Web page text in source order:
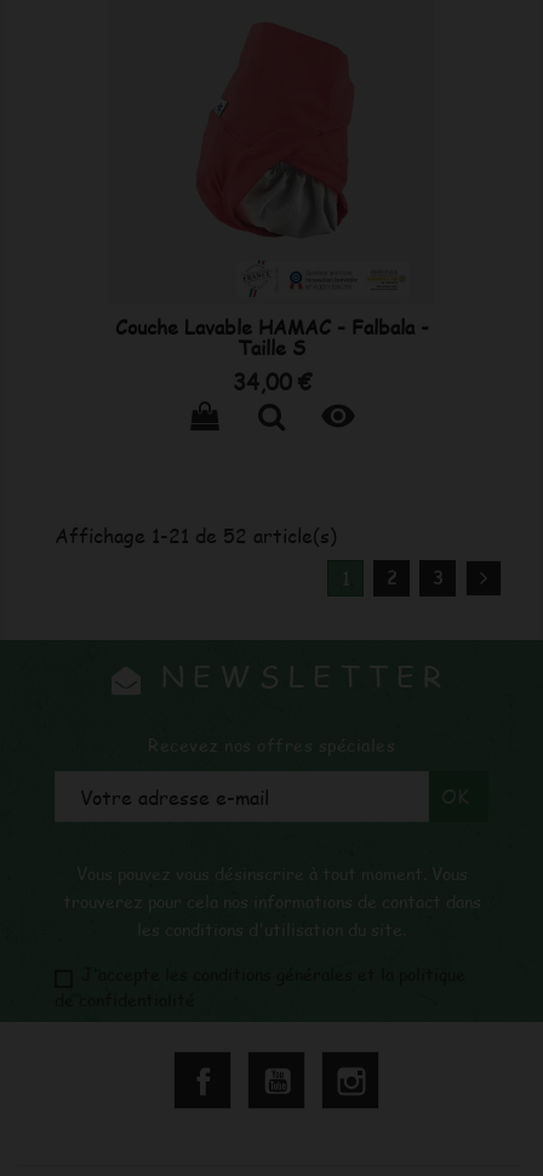
Couche Lavable HAMAC - Falbala -
Taille S
Prix
34,00 €

Affichage 1-21 de 52 article(s)
1 2 3
NEWSLETTER
Recevez nos offres spéciales
Vous pouvez vous désinscrire à tout moment. Vous
trouverez pour cela nos informations de contact dans
les conditions d'utilisation du site.
Facebook YouTube